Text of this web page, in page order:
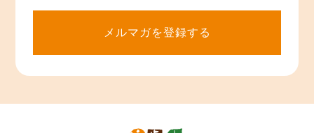
メルマガを登録する